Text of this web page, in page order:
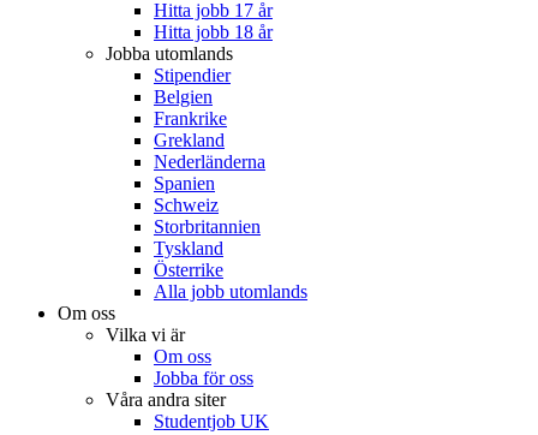
Hitta jobb 17 år
Hitta jobb 18 år
Jobba utomlands
Stipendier
Belgien
Frankrike
Grekland
Nederländerna
Spanien
Schweiz
Storbritannien
Tyskland
Österrike
Alla jobb utomlands
Om oss
Vilka vi är
Om oss
Jobba för oss
Våra andra siter
Studentjob UK